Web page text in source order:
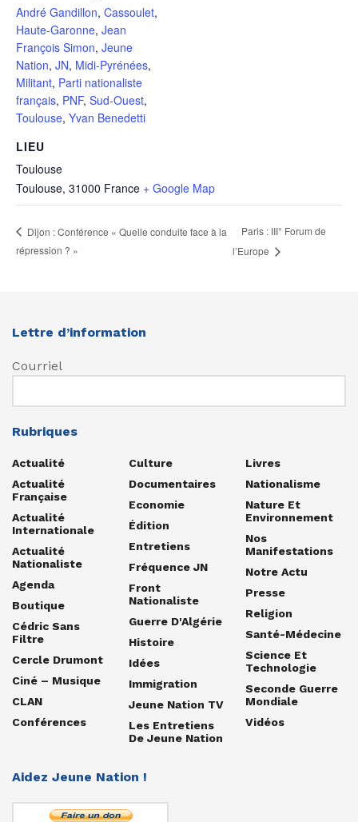
André Gandillon, Cassoulet,
Haute-Garonne, Jean
François Simon, Jeune
Nation, JN, Midi-Pyrénées,
Militant, Parti nationaliste
français, PNF, Sud-Ouest,
Toulouse, Yvan Benedetti
LIEU
Toulouse
Toulouse, 31000 France + Google Map
Dijon : Conférence « Quelle conduite face à la
répression ? »
Paris : III° Forum de
l’Europe
Lettre d’information
Courriel
Rubriques
Actualité
Actualité
Française
Actualité
Internationale
Actualité
Nationaliste
Agenda
Boutique
Cédric Sans
Filtre
Cercle Drumont
Ciné – Musique
CLAN
Conférences
Culture
Documentaires
Economie
Édition
Entretiens
Fréquence JN
Front
Nationaliste
Guerre D'Algérie
Histoire
Idées
Immigration
Jeune Nation TV
Les Entretiens
De Jeune Nation
Livres
Nationalisme
Nature Et
Environnement
Nos
Manifestations
Notre Actu
Presse
Religion
Santé-Médecine
Science Et
Technologie
Seconde Guerre
Mondiale
Vidéos
Aidez Jeune Nation !